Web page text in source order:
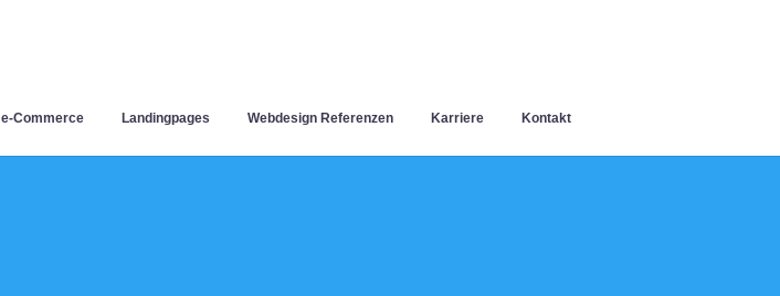
e-Commerce Landingpages Webdesign Referenzen Karriere Kontakt